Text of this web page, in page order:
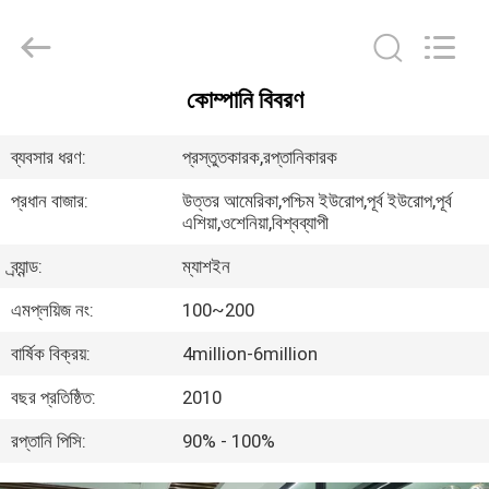
পণ্য
ভিডিও
আমাদের
সম্পর্কে
কারখানা
ভ্রমণ
PRODUCTS
কোম্পানি বিবরণ
ব্যবসার ধরণ:
প্রস্তুতকারক,রপ্তানিকারক
প্রধান বাজার:
উত্তর আমেরিকা,পশ্চিম ইউরোপ,পূর্ব ইউরোপ,পূর্ব
এশিয়া,ওশেনিয়া,বিশ্বব্যাপী
ব্র্যান্ড:
ম্যাশইন
এমপ্লয়িজ নং:
100~200
বার্ষিক বিক্রয়:
4million-6million
বছর প্রতিষ্ঠিত:
2010
রপ্তানি পিসি:
90% - 100%